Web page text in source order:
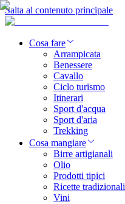
Salta al contenuto principale
Cosa fare
Arrampicata
Benessere
Cavallo
Ciclo turismo
Itinerari
Sport d'acqua
Sport d'aria
Trekking
Cosa mangiare
Birre artigianali
Olio
Prodotti tipici
Ricette tradizionali
Vini